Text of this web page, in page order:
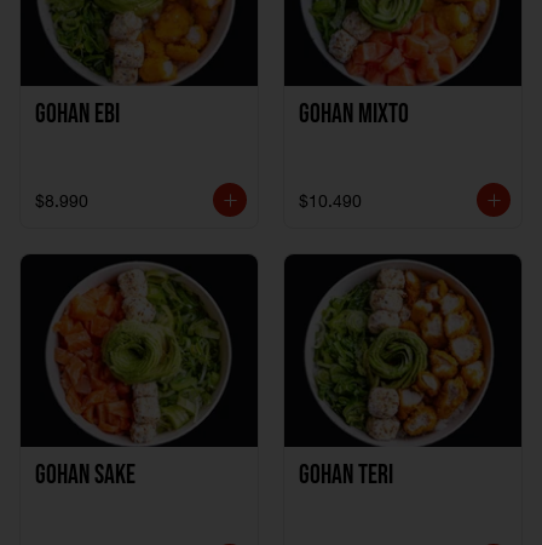
Gohan Ebi
$8.990
Gohan Mixto
$10.490
Gohan Sake Gohan Teri